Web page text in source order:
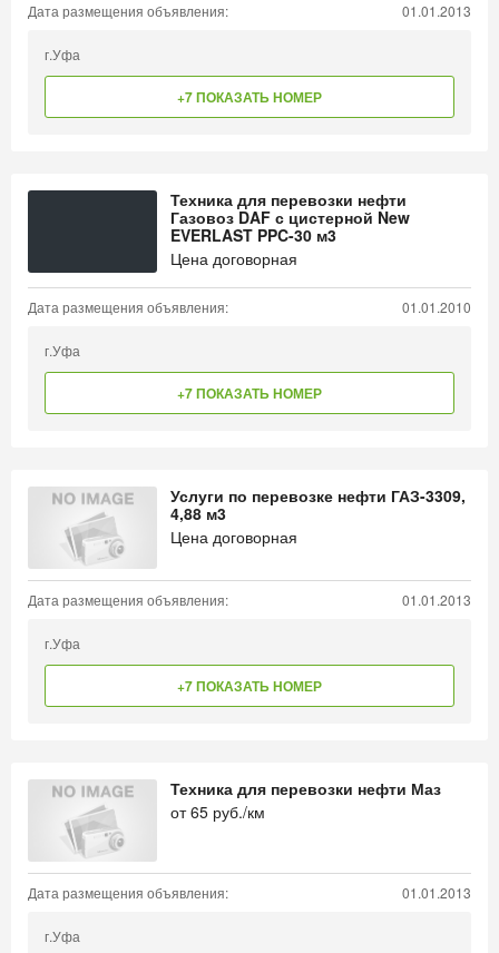
Дата размещения объявления: 01.01.2013
г.Уфа
+7 ПОКАЗАТЬ НОМЕР
Техника для перевозки нефти
Газовоз DAF с цистерной New
EVERLAST PPC-30 м3
Цена договорная
Дата размещения объявления: 01.01.2010
г.Уфа
+7 ПОКАЗАТЬ НОМЕР
Услуги по перевозке нефти ГАЗ-3309,
4,88 м3
Цена договорная
Дата размещения объявления: 01.01.2013
г.Уфа
+7 ПОКАЗАТЬ НОМЕР
Техника для перевозки нефти Маз
от65 руб./км
Дата размещения объявления: 01.01.2013
г.Уфа